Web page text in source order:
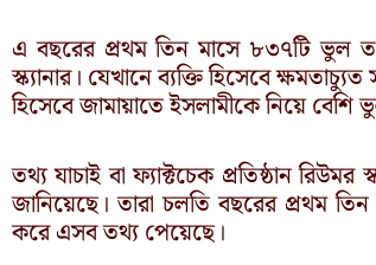
এ বছরের প্রথম তিন মাসে ৮৩৭টি ভুল
স্ক্যানার। যেখানে ব্যক্তি হিসেবে
হিসেবে জামায়াতে ইসলামীকে নিয়ে
তথ্য যাচাই বা ফ্যাক্টচেক প্রতিষ্ঠান
জানিয়েছে। তারা চলতি বছরের প্রথম
করে এসব তথ্য পেয়েছে।